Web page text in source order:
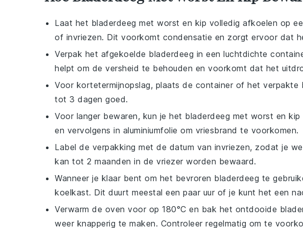
Laat het bladerdeeg met worst en kip volledig afkoelen op
of invriezen. Dit voorkomt condensatie en zorgt ervoor dat
Verpak het afgekoelde bladerdeeg in een luchtdichte
helpt om de versheid te behouden en voorkomt dat het
Voor kortetermijnopslag, plaats de container of het
tot 3 dagen goed.
Voor langer bewaren, kun je het bladerdeeg met worst en kip
en vervolgens in aluminiumfolie om vriesbrand te voorkomen.
Label de verpakking met de datum van invriezen, zodat je
kan tot 2 maanden in de vriezer worden bewaard.
Wanneer je klaar bent om het bevroren bladerdeeg te
koelkast. Dit duurt meestal een paar uur of je kunt het een
Verwarm de oven voor op 180°C en bak het ontdooide
weer knapperig te maken. Controleer regelmatig om te